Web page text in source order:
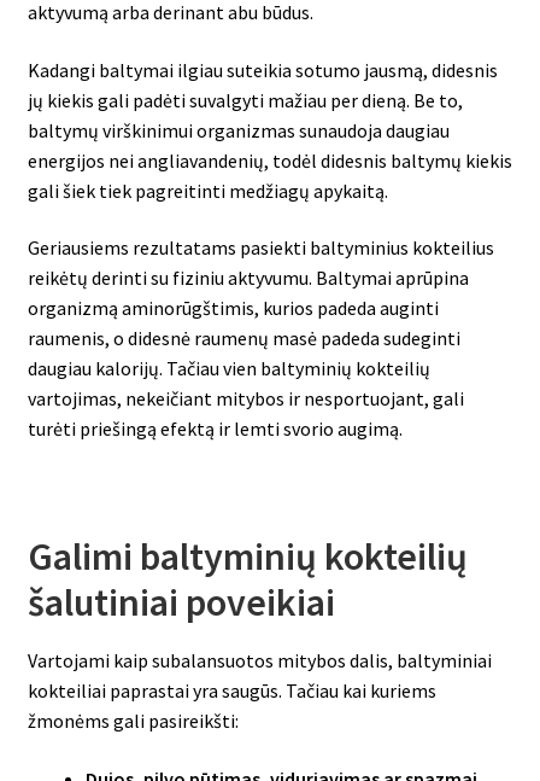
aktyvumą arba derinant abu būdus.
Kadangi baltymai ilgiau suteikia sotumo jausmą, didesnis
jų kiekis gali padėti suvalgyti mažiau per dieną. Be to,
baltymų virškinimui organizmas sunaudoja daugiau
energijos nei angliavandenių, todėl didesnis baltymų kiekis
gali šiek tiek pagreitinti medžiagų apykaitą.
Geriausiems rezultatams pasiekti baltyminius kokteilius
reikėtų derinti su fiziniu aktyvumu. Baltymai aprūpina
organizmą aminorūgštimis, kurios padeda auginti
raumenis, o didesnė raumenų masė padeda sudeginti
daugiau kalorijų. Tačiau vien baltyminių kokteilių
vartojimas, nekeičiant mitybos ir nesportuojant, gali
turėti priešingą efektą ir lemti svorio augimą.
Galimi baltyminių kokteilių
šalutiniai poveikiai
Vartojami kaip subalansuotos mitybos dalis, baltyminiai
kokteiliai paprastai yra saugūs. Tačiau kai kuriems
žmonėms gali pasireikšti: